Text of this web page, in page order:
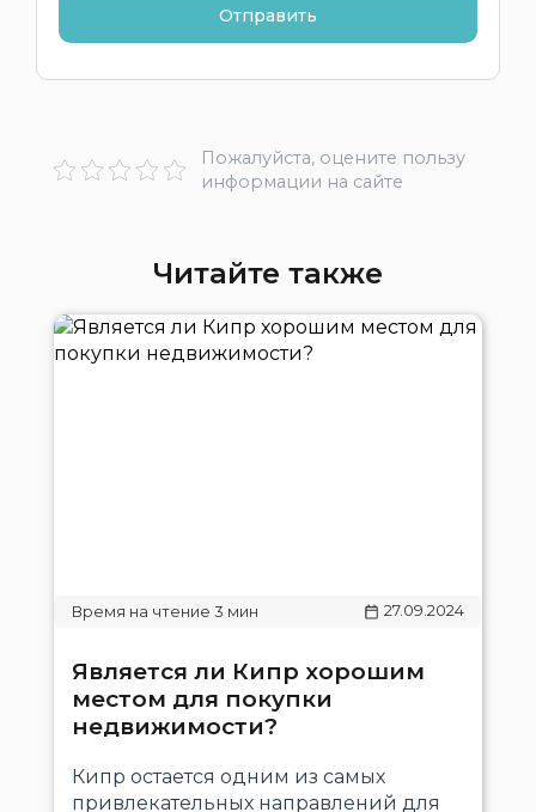
Пожалуйста, оцените пользу
информации на сайте
Читайте также
27.09.2024
Является ли Кипр хорошим
местом для покупки
недвижимости?
Кипр остается одним из самых
привлекательных направлений для